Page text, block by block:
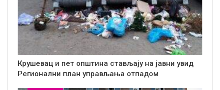
Крушевац и пет општина стављају на јавни увид
Регионални план управљања отпадом